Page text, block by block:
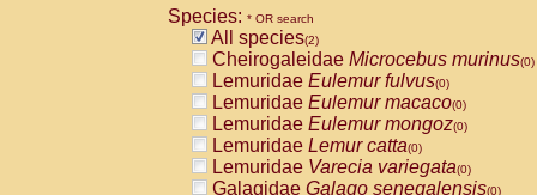
Atelidae Alouatta seniculus
AtelidaeAlouatta
AtelidaeAteles belzebuth(0)
AtelidaeAteles geoffroyi(0)
AtelidaeAteles paniscus(0)
AtelidaeAtelesspp. (0)
AtelidaeLagothrix lagothricha
AtelidaeLagothrix lagothricha cana
PitheciidaeCacajao calvus
Species: * OR search
All species(2)
Cheirogaleidae Microcebus murinus(0)
Lemuridae Eulemur fulvus(0)
Lemuridae Eulemur macaco(0)
Lemuridae Eulemur mongoz(0)
Lemuridae Lemur catta(0)
Lemuridae Varecia variegata(0)
Galagidae Galago senegalensis(0)